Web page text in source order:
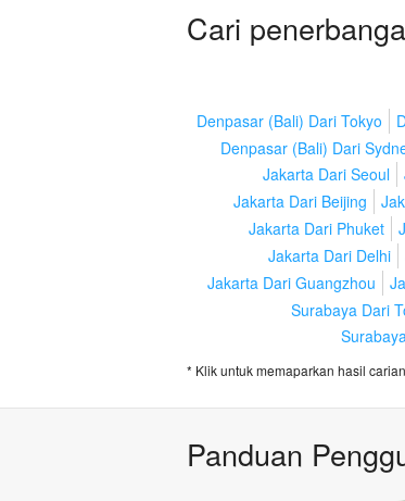
Cari
Denpasar (Bali) Dari Tokyo
Denpasar (Bali) Dari
Jakarta Dari Seoul
Jakarta Dari Beijing
Jakarta Dari Phuket
Jakarta Dari Delhi
Jakarta Dari Guangzhou
Surabaya Dari
* Klik untuk memaparkan hasil
Panduan